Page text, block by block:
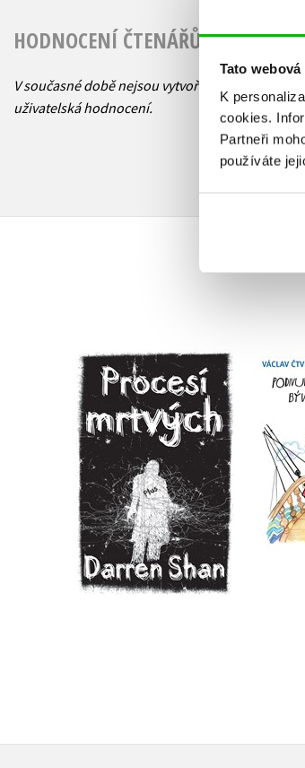
Tato
K
cookies.
Partneři
používáte
HODNOCENÍ ČTENÁŘŮ
V současné době nejsou vytvořena žádná
uživatelská hodnocení.
Procesí mrtvých
Darren Shan
Do košíku
149 Kč
119 Kč